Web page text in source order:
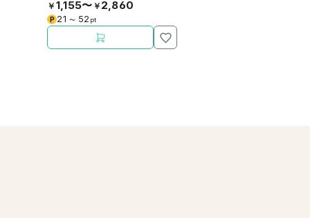
ポート。
￥ 1,155〜 ￥ 2,860
P 21 〜 52 pt